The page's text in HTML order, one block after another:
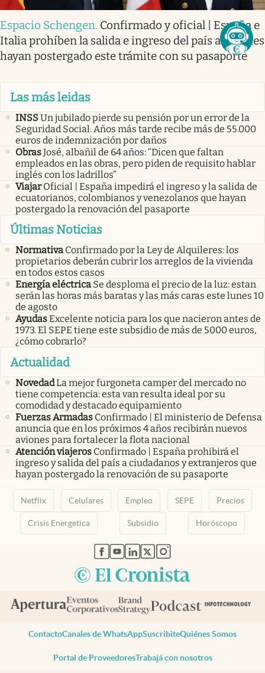
Espacio Schengen. Confirmado y oficial | España e
Italia prohíben la salida e ingreso del país a quienes
hayan postergado este trámite con su pasaporte
Las más leidas
INSSUn jubilado pierde su pensión por un error de la
Seguridad Social. Años más tarde recibe más de 55.000
euros de indemnización por daños
ObrasJosé, albañil de 64 años: “Dicen que faltan
empleados en las obras, pero piden de requisito hablar
inglés con los ladrillos”
Viajar Oficial | España impedirá el ingreso y la salida de
ecuatorianos, colombianos y venezolanos que hayan
postergado la renovación del pasaporte
Últimas Noticias
Normativa Confirmado por la Ley de Alquileres: los
propietarios deberán cubrir los arreglos de la vivienda
en todos estos casos
Energía eléctrica Se desploma el precio de la luz: estan
serán las horas más baratas y las más caras este lunes 10
de agosto
AyudasExcelente noticia para los que nacieron antes de
1973. El SEPE tiene este subsidio de más de 5000 euros,
¿cómo cobrarlo?
Actualidad
NovedadLa mejor furgoneta camper del mercado no
tiene competencia: esta van resulta ideal por su
comodidad y destacado equipamiento
Fuerzas Armadas Confirmado | El ministerio de Defensa
anuncia que en los próximos 4 años recibirán nuevos
aviones para fortalecer la flota nacional
Atención viajeros Confirmado | España prohibirá el
ingreso y salida del país a ciudadanos y extranjeros que
hayan postergado la renovación de su pasaporte
Netflix Celulares Empleo SEPE Precios
Crisis Energetica Subsidio Horóscopo
abre en nueva pestaña
abre en nueva pestaña
abre en nueva pestaña
abre en nueva pestaña
abre en nueva pestaña
ContactoCanales de WhatsAppSuscribiteQuiénes Somos
Portal de ProveedoresTrabajá con nosotros